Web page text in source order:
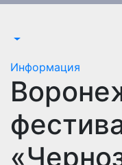
Информация